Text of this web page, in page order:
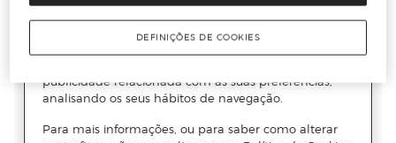
DEFINIÇÕES DE COOKIES